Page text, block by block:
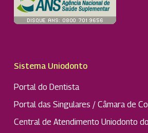
Sistema Uniodonto
Portal do Dentista
Portal das Singulares / Câmara de
Central de Atendimento Uniodonto